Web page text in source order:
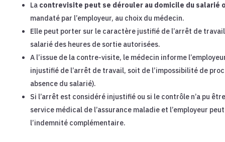
La contrevisite peut se dérouler au domicile du salarié
mandaté par l’employeur, au choix du médecin.
Elle peut porter sur le caractère justifié de l’arrêt de
salarié des heures de sortie autorisées.
A l’issue de la contre-visite, le médecin informe
injustifié de l’arrêt de travail, soit de l’impossibilité de
absence du salarié).
Si l’arrêt est considéré injustifié ou si le contrôle n’a pu
service médical de l’assurance maladie et l’employeur
l’indemnité complémentaire.